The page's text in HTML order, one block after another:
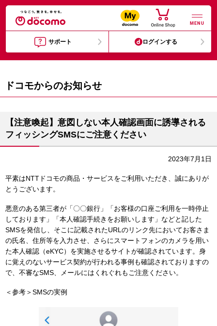
MENU
サポート ログインする
ドコモからのお知らせ
【注意喚起】意図しない本人確認画面に誘導される
フィッシングSMSにご注意ください
2023年7月1日
平素はNTTドコモの商品・サービスをご利用いただき、誠にありが
とうございます。
悪意のある第三者が「〇〇銀行」「お客様の口座ご利用を一時停止
しております」「本人確認手続きをお願いします」などと記した
SMSを発信し、そこに記載されたURLのリンク先においてお客さま
の氏名、住所等を入力させ、さらにスマートフォンのカメラを用い
た本人確認（eKYC）を実施させるサイトが確認されています。身
に覚えのないサービス契約が行われる事例も確認されておりますの
で、不審なSMS、メールにはくれぐれもご注意ください。
＜参考＞SMSの実例